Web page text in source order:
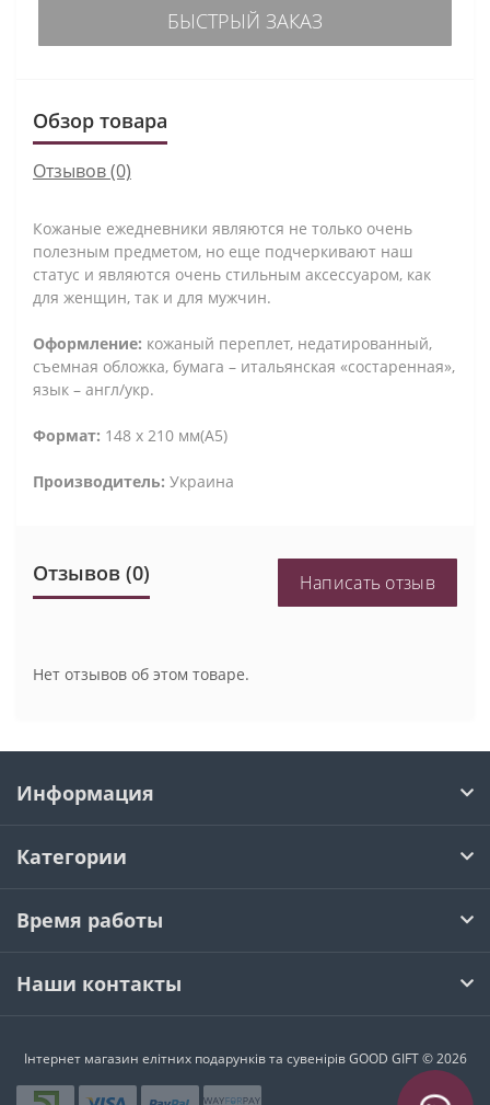
БЫСТРЫЙ ЗАКАЗ
Обзор товара
Отзывов (0)
Кожаные ежедневники являются не только очень
полезным предметом, но еще подчеркивают наш
статус и являются очень стильным аксессуаром, как
для женщин, так и для мужчин.
Оформление: кожаный переплет, недатированный,
съемная обложка, бумага – итальянская «состаренная»,
язык – англ/укр.
Формат: 148 х 210 мм(А5)
Производитель: Украина
Отзывов (0) Написать отзыв
Нет отзывов об этом товаре.
Информация
Категории
Время работы
Наши контакты
Інтернет магазин елітних подарунків та сувенірів GOOD GIFT © 2026